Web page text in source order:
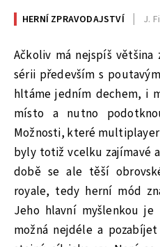
HERNÍ ZPRAVODAJSTVÍ J.
Ačkoliv má nejspíš většina
sérii především s
hltáme jedním dechem, i
místo a nutno
Možnosti, které multiplayer
byly totiž vcelku zajímavé
době se ale těší
royale, tedy herní mód
Jeho hlavní myšlenkou
možná nejdéle a